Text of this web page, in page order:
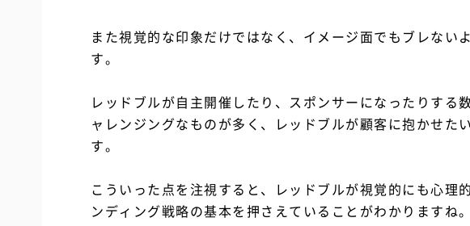
また視覚的な印象だけではなく、イメージ面でもブレない
す。
レッドブルが自主開催したり、スポンサーになったりする
ャレンジングなものが多く、レッドブルが顧客に抱かせた
す。
こういった点を注視すると、レッドブルが視覚的にも心理
ンディング戦略の基本を押さえていることがわかりますね。